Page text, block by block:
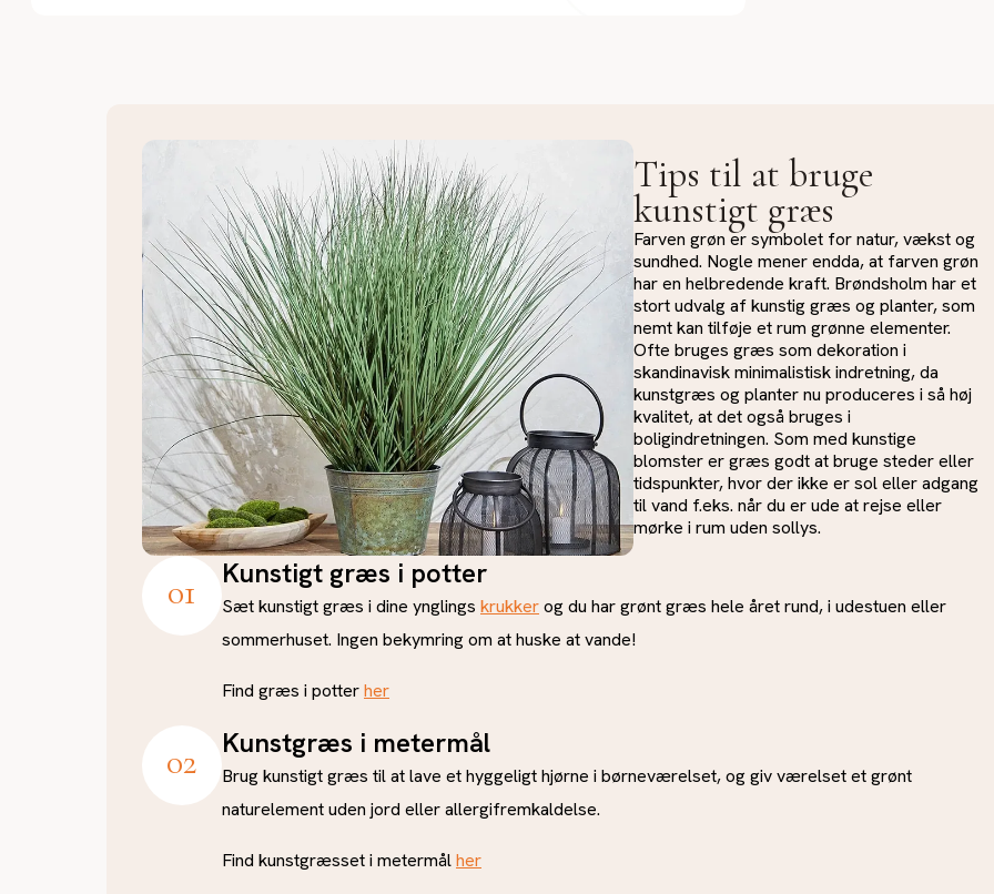
Tips til at bruge
kunstigt græs
Farven grøn er symbolet for natur, vækst og
sundhed. Nogle mener endda, at farven grøn
har en helbredende kraft. Brøndsholm har et
stort udvalg af kunstig græs og planter, som
nemt kan tilføje et rum grønne elementer.
Ofte bruges græs som dekoration i
skandinavisk minimalistisk indretning, da
kunstgræs og planter nu produceres i så høj
kvalitet, at det også bruges i
boligindretningen. Som med kunstige
blomster er græs godt at bruge steder eller
tidspunkter, hvor der ikke er sol eller adgang
til vand f.eks. når du er ude at rejse eller
mørke i rum uden sollys.
01 Kunstigt græs i potter
Sæt kunstigt græs i dine ynglings krukkerog du har grønt græs hele året rund, i udestuen eller
sommerhuset. Ingen bekymring om at huske at vande!
Find græs i potterher
02 Kunstgræs i metermål
Brug kunstigt græs til at lave et hyggeligt hjørne i børneværelset, og giv værelset et grønt
naturelement uden jord eller allergifremkaldelse.
Find kunstgræsset i metermålher